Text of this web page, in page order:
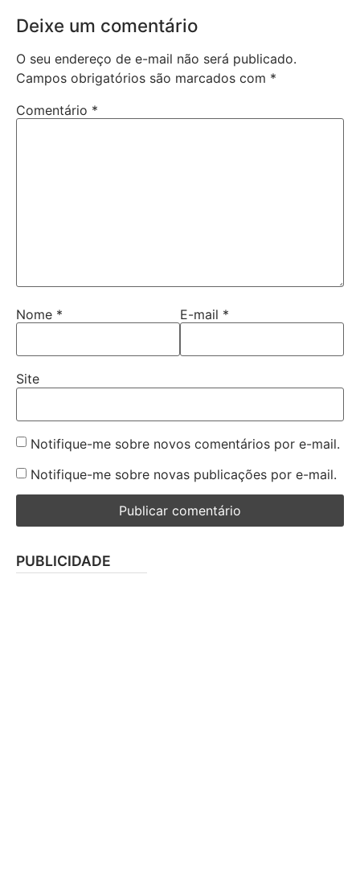
Deixe um comentário
O seu endereço de e-mail não será publicado.
Campos obrigatórios são marcados com *
Comentário *
Nome * E-mail *
Site
Notifique-me sobre novos comentários por e-mail.
Notifique-me sobre novas publicações por e-mail.
PUBLICIDADE